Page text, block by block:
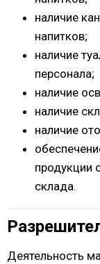
наличие
напитков;
наличие
персонала;
наличие
наличие
наличие
продукции
склада.
Деятельность